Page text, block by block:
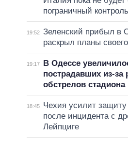
пограничный
19:52 Зеленский прибыл в
раскрыл планы
19:17
В Одессе
пострадавших из-за
обстрелов
18:45
Чехия усилит защиту
после инцидента с
Лейпциге